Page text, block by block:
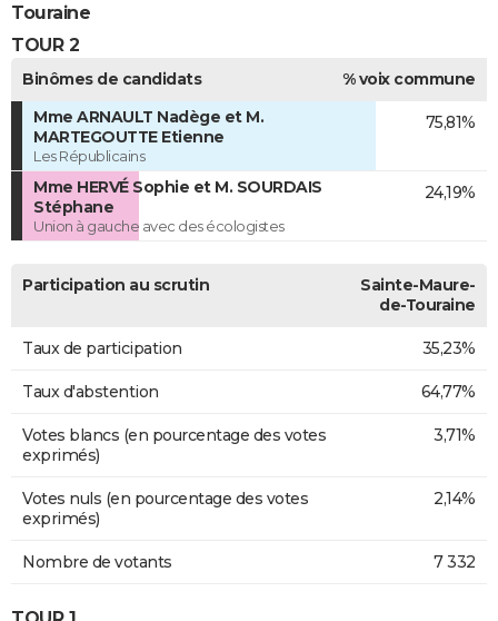
Touraine
TOUR 2
Binômes de candidats
% voix commune
Mme ARNAULT Nadège et M.
MARTEGOUTTE Etienne
Les Républicains
75,81%
Mme HERVÉ Sophie et M. SOURDAIS
Stéphane
Union à gauche avec des écologistes
24,19%
Participation au scrutin
Sainte-Maure-
de-Touraine
Taux de participation 35,23%
Taux d'abstention 64,77%
Votes blancs (en pourcentage des votes
exprimés)
3,71%
Votes nuls (en pourcentage des votes
exprimés)
2,14%
Nombre de votants 7 332